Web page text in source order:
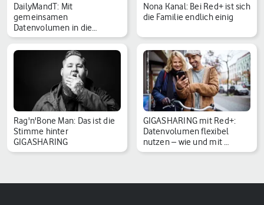
DailyMandT: Mit
gemeinsamen
Datenvolumen in die
gemeinsame Zukunf…
Nona Kanal: Bei Red+ ist sich
die Familie endlich einig
Rag'n'Bone Man: Das ist die
Stimme hinter
GIGASHARING
GIGASHARING mit Red+:
Datenvolumen flexibel
nutzen – wie und mit …